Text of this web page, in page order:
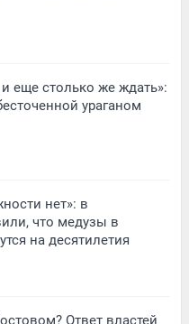
еще столько же ждать»:
ураганом
нет»: в
что медузы в
на десятилетия
Ответ властей